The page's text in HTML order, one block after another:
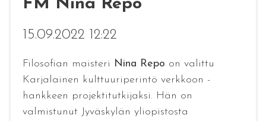
FM Nina Repo
15.09.2022 12:22
Filosofian maisteri Nina Repo on valittu
Karjalainen kulttuuriperintö verkkoon -
hankkeen projektitutkijaksi. Hän on
valmistunut Jyväskylän yliopistosta